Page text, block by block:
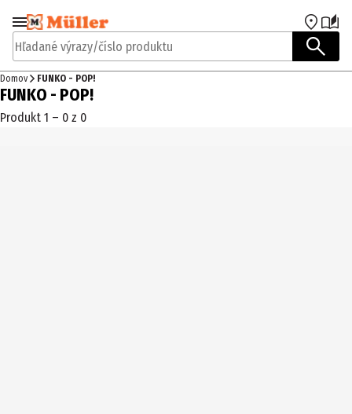
Prejsť na navigáciu
Prejsť na hlavný obsah
Hľadané výrazy/číslo produktu
Domov FUNKO - POP!
FUNKO - POP!
Produkt 1 – 0 z 0